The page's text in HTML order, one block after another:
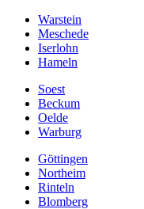
Warstein
Meschede
Iserlohn
Hameln
Soest
Beckum
Oelde
Warburg
Göttingen
Northeim
Rinteln
Blomberg